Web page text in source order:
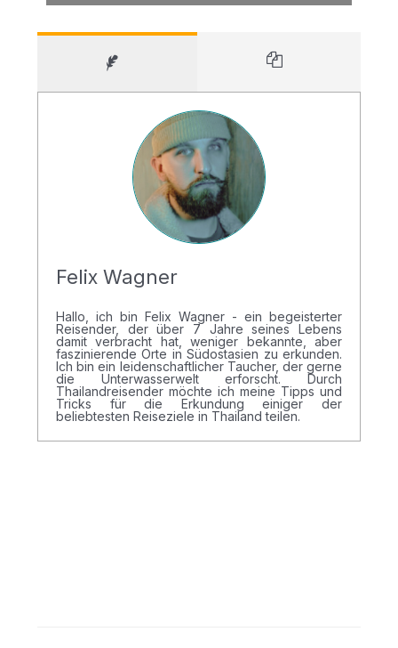
Felix Wagner
Hallo, ich bin Felix Wagner - ein begeisterter
Reisender, der über 7 Jahre seines Lebens
damit verbracht hat, weniger bekannte, aber
faszinierende Orte in Südostasien zu erkunden.
Ich bin ein leidenschaftlicher Taucher, der gerne
die Unterwasserwelt erforscht. Durch
Thailandreisender möchte ich meine Tipps und
Tricks für die Erkundung einiger der
beliebtesten Reiseziele in Thailand teilen.